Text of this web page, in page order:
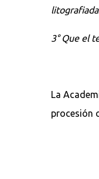
3° Que el
La
procesión